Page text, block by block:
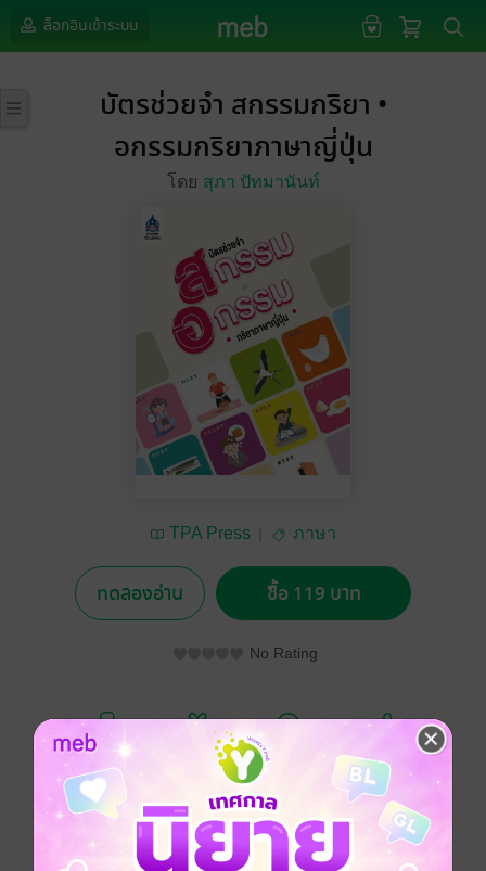
ล็อกอินเข้าระบบ
บัตรช่วยจำ สกรรมกริยา •
อกรรมกริยาภาษาญี่ปุ่น
โดย สุภา ปัทมานันท์
TPA Press ภาษา
ทดลองอ่าน ซื้อ 119 บาท
No Rating
อยากได้ ซื้อเป็นของขวัญ ติดตาม
• เรียนรู้สกรรมกริยาและอกรรมกริยาภาษาญี่ปุ่นพื้นฐาน
รวม 222 คำ เรียงลำดับตามเสียงอักษรญี่ปุ่น あ～わ